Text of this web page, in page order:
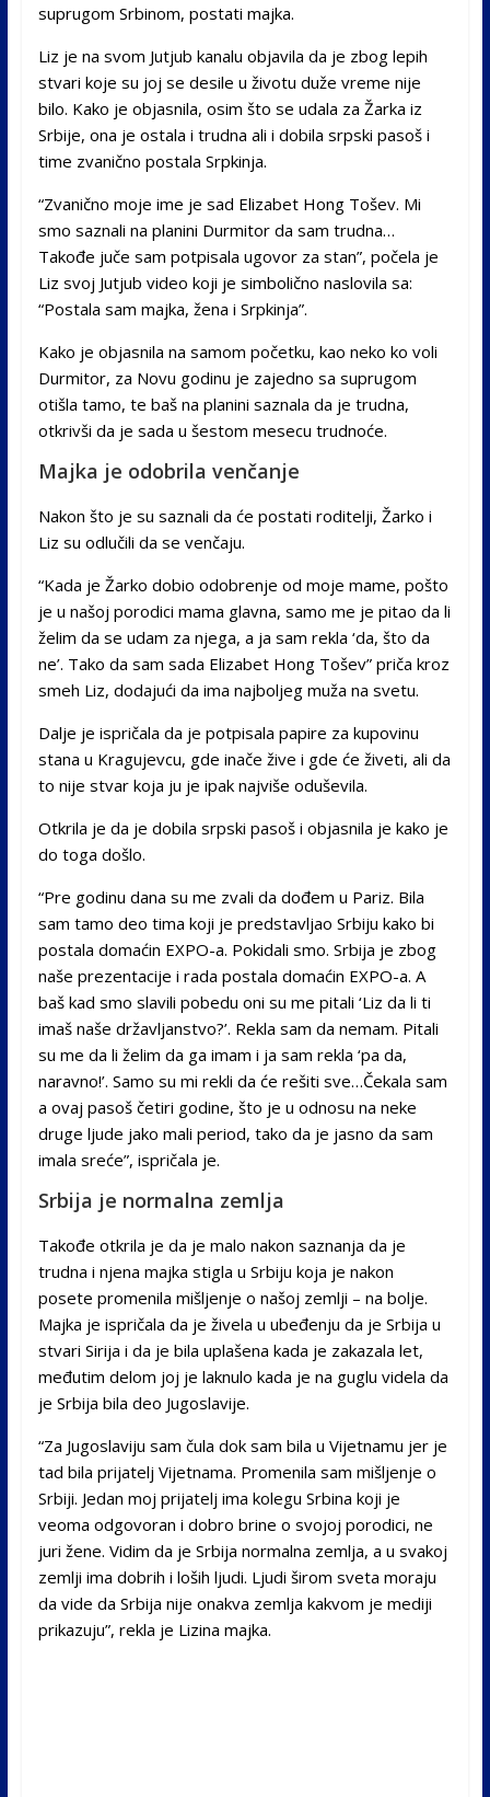
suprugom Srbinom, postati majka.
Liz je na svom Jutjub kanalu objavila da je zbog lepih
stvari koje su joj se desile u životu duže vreme nije
bilo. Kako je objasnila, osim što se udala za Žarka iz
Srbije, ona je ostala i trudna ali i dobila srpski pasoš i
time zvanično postala Srpkinja.
“Zvanično moje ime je sad Elizabet Hong Tošev. Mi
smo saznali na planini Durmitor da sam trudna…
Takođe juče sam potpisala ugovor za stan”, počela je
Liz svoj Jutjub video koji je simbolično naslovila sa:
“Postala sam majka, žena i Srpkinja”.
Kako je objasnila na samom početku, kao neko ko voli
Durmitor, za Novu godinu je zajedno sa suprugom
otišla tamo, te baš na planini saznala da je trudna,
otkrivši da je sada u šestom mesecu trudnoće.
Majka je odobrila venčanje
Nakon što je su saznali da će postati roditelji, Žarko i
Liz su odlučili da se venčaju.
“Kada je Žarko dobio odobrenje od moje mame, pošto
je u našoj porodici mama glavna, samo me je pitao da li
želim da se udam za njega, a ja sam rekla ‘da, što da
ne’. Tako da sam sada Elizabet Hong Tošev” priča kroz
smeh Liz, dodajući da ima najboljeg muža na svetu.
Dalje je ispričala da je potpisala papire za kupovinu
stana u Kragujevcu, gde inače žive i gde će živeti, ali da
to nije stvar koja ju je ipak najviše oduševila.
Otkrila je da je dobila srpski pasoš i objasnila je kako je
do toga došlo.
“Pre godinu dana su me zvali da dođem u Pariz. Bila
sam tamo deo tima koji je predstavljao Srbiju kako bi
postala domaćin EXPO-a. Pokidali smo. Srbija je zbog
naše prezentacije i rada postala domaćin EXPO-a. A
baš kad smo slavili pobedu oni su me pitali ‘Liz da li ti
imaš naše državljanstvo?’. Rekla sam da nemam. Pitali
su me da li želim da ga imam i ja sam rekla ‘pa da,
naravno!’. Samo su mi rekli da će rešiti sve…Čekala sam
a ovaj pasoš četiri godine, što je u odnosu na neke
druge ljude jako mali period, tako da je jasno da sam
imala sreće”, ispričala je.
Srbija је normalna zemlja
Takođe otkrila je da je malo nakon saznanja da je
trudna i njena majka stigla u Srbiju koja je nakon
posete promenila mišljenje o našoj zemlji – na bolje.
Majka je ispričala da je živela u ubeđenju da je Srbija u
stvari Sirija i da je bila uplašena kada je zakazala let,
međutim delom joj je laknulo kada je na guglu videla da
je Srbija bila deo Jugoslavije.
“Za Jugoslaviju sam čula dok sam bila u Vijetnamu jer je
tad bila prijatelj Vijetnama. Promenila sam mišljenje o
Srbiji. Jedan moj prijatelj ima kolegu Srbina koji je
veoma odgovoran i dobro brine o svojoj porodici, ne
juri žene. Vidim da je Srbija normalna zemlja, a u svakoj
zemlji ima dobrih i loših ljudi. Ljudi širom sveta moraju
da vide da Srbija nije onakva zemlja kakvom je mediji
prikazuju”, rekla je Lizina majka.